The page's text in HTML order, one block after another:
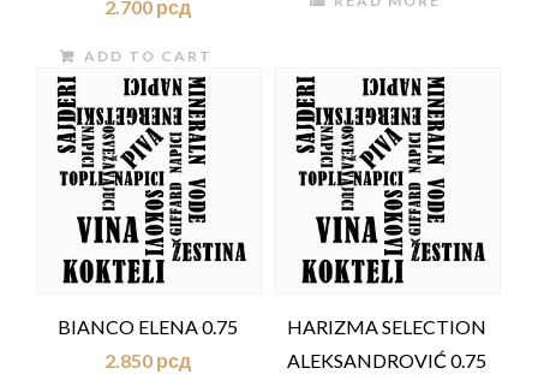
2.700 рсд
ADD TO CART
BIANCO ELENA 0.75
2.850 рсд
HARIZMA SELECTION
ALEKSANDROVIĆ 0.75